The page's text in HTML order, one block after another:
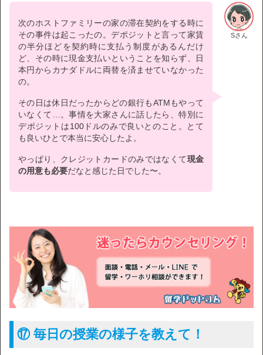
Sさん
次のホストファミリーの家の滞在契約をする時に
その事件は起こったの。デポジットと言って家賃
の半分ほどを契約時に支払う制度があるんだけ
ど、その時に現金支払いということを知らず、日
本円からカナダドルに両替を済ませていなかった
の。
その日は休日だったからどの銀行もATMもやって
いなくて…。事情を大家さんに話したら、特別に
デポジットは100ドルのみで良いとのこと。とて
も良いひとで本当に安心したよ。
やっぱり、クレジットカードのみではなくて現金
の用意も必要だなと感じた日でした〜。
⑰ 毎日の授業の様子を教えて！